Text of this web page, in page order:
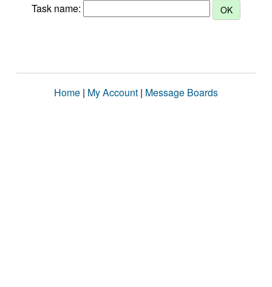
Task name:
Home | My Account | Message Boards